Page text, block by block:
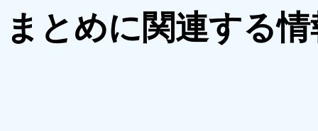
まとめに関連する情